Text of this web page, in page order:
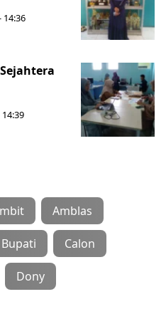
14:36
Amblas
Bupati Calon
Dony